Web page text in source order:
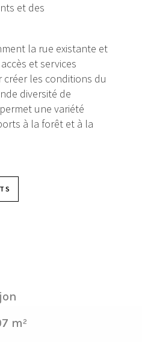
et des
la rue existante et
et services
créer les conditions du
diversité de
une variété
à la forêt et à la
m²